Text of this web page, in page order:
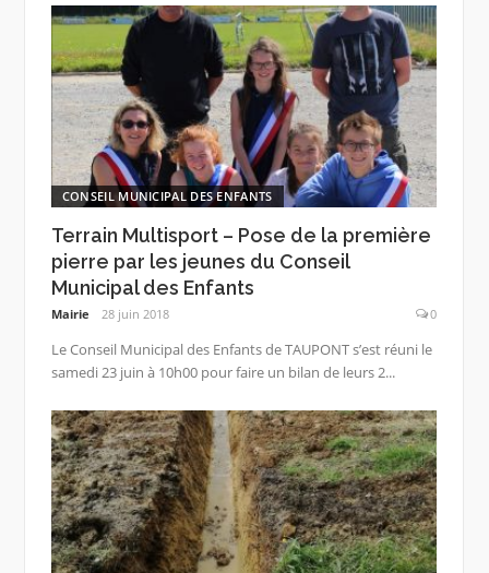
CONSEIL MUNICIPAL DES ENFANTS
Terrain Multisport – Pose de la première
pierre par les jeunes du Conseil
Municipal des Enfants
Mairie 28 juin 2018 0
Le Conseil Municipal des Enfants de TAUPONT s’est réuni le
samedi 23 juin à 10h00 pour faire un bilan de leurs 2...